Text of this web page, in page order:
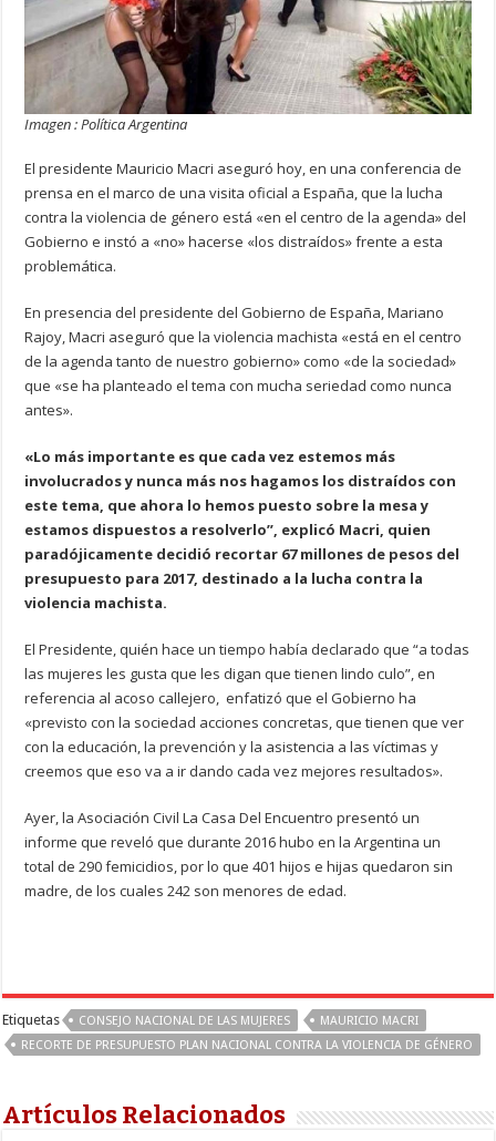
Imagen : Política Argentina
El presidente Mauricio Macri aseguró hoy, en una conferencia de
prensa en el marco de una visita oficial a España, que la lucha
contra la violencia de género está «en el centro de la agenda» del
Gobierno e instó a «no» hacerse «los distraídos» frente a esta
problemática.
En presencia del presidente del Gobierno de España, Mariano
Rajoy, Macri aseguró que la violencia machista «está en el centro
de la agenda tanto de nuestro gobierno» como «de la sociedad»
que «se ha planteado el tema con mucha seriedad como nunca
antes».
«Lo más importante es que cada vez estemos más
involucrados y nunca más nos hagamos los distraídos con
este tema, que ahora lo hemos puesto sobre la mesa y
estamos dispuestos a resolverlo”, explicó Macri, quien
paradójicamente decidió recortar 67 millones de pesos del
presupuesto para 2017, destinado a la lucha contra la
violencia machista.
El Presidente, quién hace un tiempo había declarado que “a todas
las mujeres les gusta que les digan que tienen lindo culo”, en
referencia al acoso callejero, enfatizó que el Gobierno ha
«previsto con la sociedad acciones concretas, que tienen que ver
con la educación, la prevención y la asistencia a las víctimas y
creemos que eso va a ir dando cada vez mejores resultados».
Ayer, la Asociación Civil La Casa Del Encuentro presentó un
informe que reveló que durante 2016 hubo en la Argentina un
total de 290 femicidios, por lo que 401 hijos e hijas quedaron sin
madre, de los cuales 242 son menores de edad.
Etiquetas CONSEJO NACIONAL DE LAS MUJERES
MAURICIO MACRI
RECORTE DE PRESUPUESTO PLAN NACIONAL CONTRA LA VIOLENCIA DE GÉNERO
Artículos Relacionados